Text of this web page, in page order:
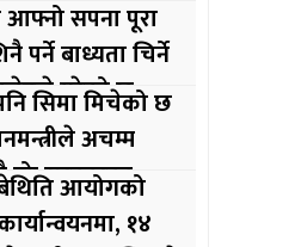
सपना पूरा
पर्ने बाध्यता चिर्ने
गरेको छ :
सिमा मिचेको छ
अचम्म
होः सरकारका
आयोगको
१४